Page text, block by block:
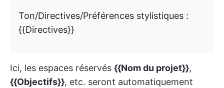
Ton/Directives/Préférences stylistiques :
{{Directives}}
Ici, les espaces réservés {{Nom du projet}},
{{Objectifs}}, etc. seront automatiquement